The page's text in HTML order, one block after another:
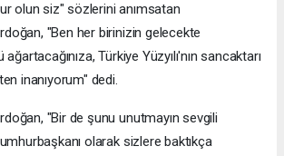
olun siz" sözlerini anımsatan
"Ben her birinizin gelecekte
Türkiye Yüzyılı'nın sancaktarı
inanıyorum" dedi.
"Bir de şunu unutmayın sevgili
olarak sizlere baktıkça